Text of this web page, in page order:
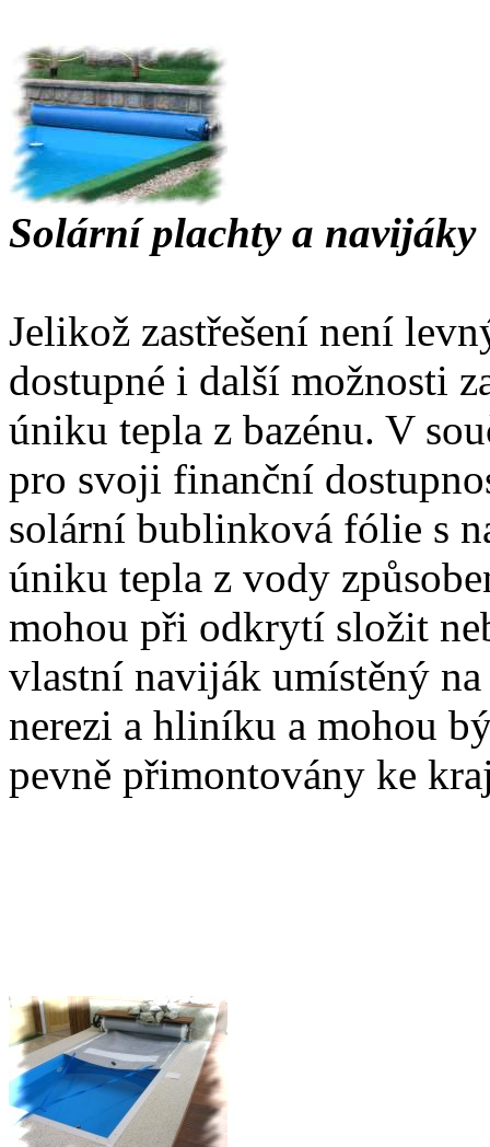
Solární plachty a navijáky
Jelikož zastřešení není
dostupné i další možnosti
úniku tepla z bazénu. V
pro svoji finanční
solární bublinková fólie s
úniku tepla z vody
mohou při odkrytí složit
vlastní naviják umístěný
nerezi a hliníku a mohou
pevně přimontovány ke